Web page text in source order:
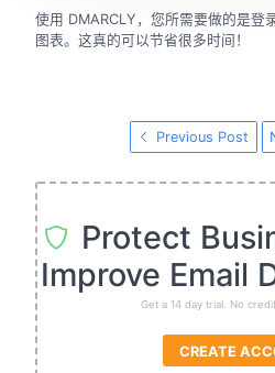
使用 DMARCLY，您所需要做的是登
图表。这真的可以节省很多时间！
Previous Post
Protect
Improve Email
Get a 14 day trial. No
CREATE